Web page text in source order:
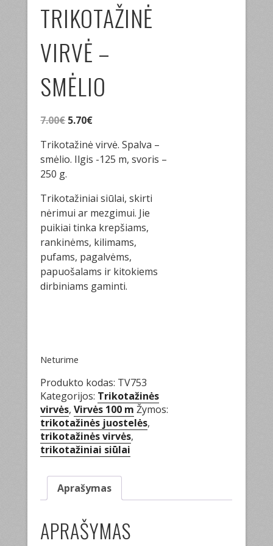
TRIKOTAŽINĖ
VIRVĖ –
SMĖLIO
7.00€ Original
was:
7.00€.
5.70€Current
is:
5.70€.
Trikotažinė virvė. Spalva –
smėlio. Ilgis -125 m, svoris –
250 g.
Trikotažiniai siūlai, skirti
nėrimui ar mezgimui. Jie
puikiai tinka krepšiams,
rankinėms, kilimams,
pufams, pagalvėms,
papuošalams ir kitokiems
dirbiniams gaminti.
Neturime
Produkto kodas: TV753
Kategorijos: Trikotažinės
virvės,Virvės 100 m Žymos:
trikotažinės juostelės,
trikotažinės virvės,
trikotažiniai siūlai
Aprašymas
APRAŠYMAS